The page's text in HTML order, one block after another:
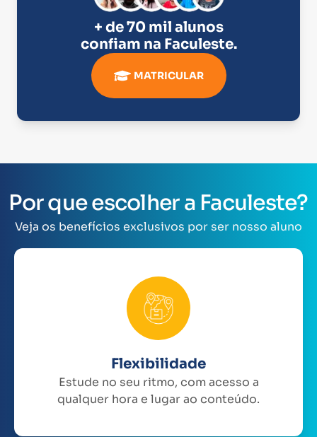
+ de 70 mil alunos
confiam na Faculeste.
MATRICULAR
Por que escolher a Faculeste?
Veja os benefícios exclusivos por ser nosso aluno
Flexibilidade
Estude no seu ritmo, com acesso a
qualquer hora e lugar ao conteúdo.